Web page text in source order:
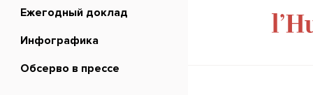
Ежегодный доклад
Инфографика
Обсерво в прессе